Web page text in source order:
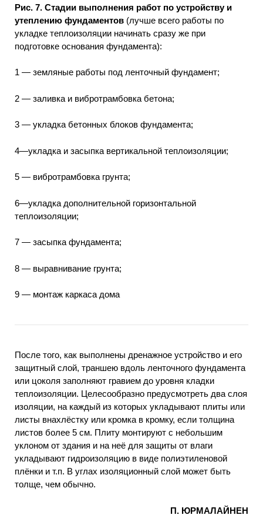
Рис. 7. Стадии выполнения работ по устройству и
утеплению фундаментов (лучше всего работы по
укладке теплоизоляции начинать сразу же при
подготовке основания фундамента):
1 — земляные работы под ленточный фундамент;
2 — заливка и вибротрамбовка бетона;
3 — укладка бетонных блоков фундамента;
4—укладка и засыпка вертикальной теплоизоляции;
5 — вибротрамбовка грунта;
6—укладка дополнительной горизонтальной
теплоизоляции;
7 — засыпка фундамента;
8 — выравнивание грунта;
9 — монтаж каркаса дома
После того, как выполнены дренажное устройство и его
защитный слой, траншею вдоль ленточного фундамента
или цоколя заполняют гравием до уровня кладки
теплоизоляции. Целесообразно предусмотреть два слоя
изоляции, на каждый из которых укладывают плиты или
листы внахлёстку или кромка в кромку, если толщина
листов более 5 см. Плиту монтируют с небольшим
уклоном от здания и на неё для защиты от влаги
укладывают гидроизоляцию в виде полиэтиленовой
плёнки и т.п. В углах изоляционный слой может быть
толще, чем обычно.
П. ЮРМАЛАЙНЕН